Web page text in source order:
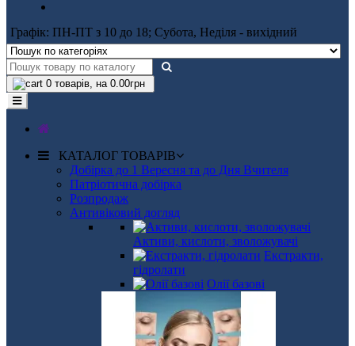
Графік: ПН-ПТ з 10 до 18; Субота, Неділя - вихідний
0 товарів, на 0.00грн
КАТАЛОГ ТОВАРІВ
Добірка до 1 Вересня та до Дня Вчителя
Патріотична добірка
Розпродаж
Антивіковий догляд
Активи, кислоти, зволожувачі
Екстракти,
гідролати
Олії базові